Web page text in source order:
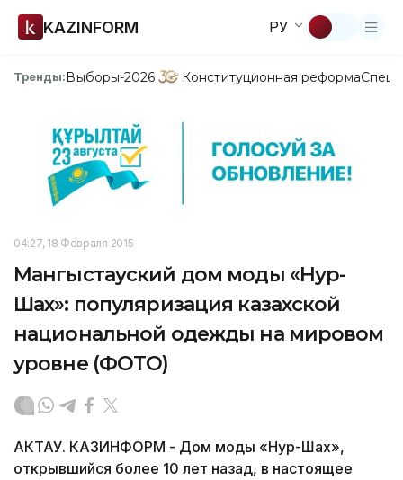
KAZINFORM РУ
Тренды:Выборы-2026 Конституционная реформа
04:27, 18 Февраля 2015
Мангыстауский дом моды «Нур-
Шах»: популяризация казахской
национальной одежды на мировом
уровне (ФОТО)
АКТАУ. КАЗИНФОРМ - Дом моды «Нур-Шах»,
открывшийся более 10 лет назад, в настоящее